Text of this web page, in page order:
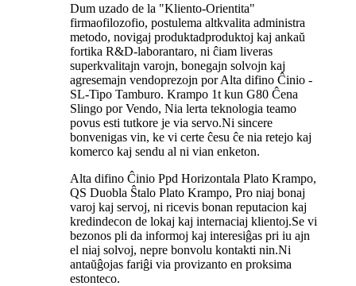
Dum uzado de la "Kliento-Orientita"
firmaofilozofio, postulema altkvalita administra
metodo, novigaj produktadproduktoj kaj ankaŭ
fortika R&D-laborantaro, ni ĉiam liveras
superkvalitajn varojn, bonegajn solvojn kaj
agresemajn vendoprezojn por Alta difino Ĉinio -
SL-Tipo Tamburo. Krampo 1t kun G80 Ĉena
Slingo por Vendo, Nia lerta teknologia teamo
povus esti tutkore je via servo.Ni sincere
bonvenigas vin, ke vi certe ĉesu ĉe nia retejo kaj
komerco kaj sendu al ni vian enketon.
Alta difino Ĉinio Ppd Horizontala Plato Krampo,
QS Duobla Ŝtalo Plato Krampo, Pro niaj bonaj
varoj kaj servoj, ni ricevis bonan reputacion kaj
kredindecon de lokaj kaj internaciaj klientoj.Se vi
bezonos pli da informoj kaj interesiĝas pri iu ajn
el niaj solvoj, nepre bonvolu kontakti nin.Ni
antaŭĝojas fariĝi via provizanto en proksima
estonteco.